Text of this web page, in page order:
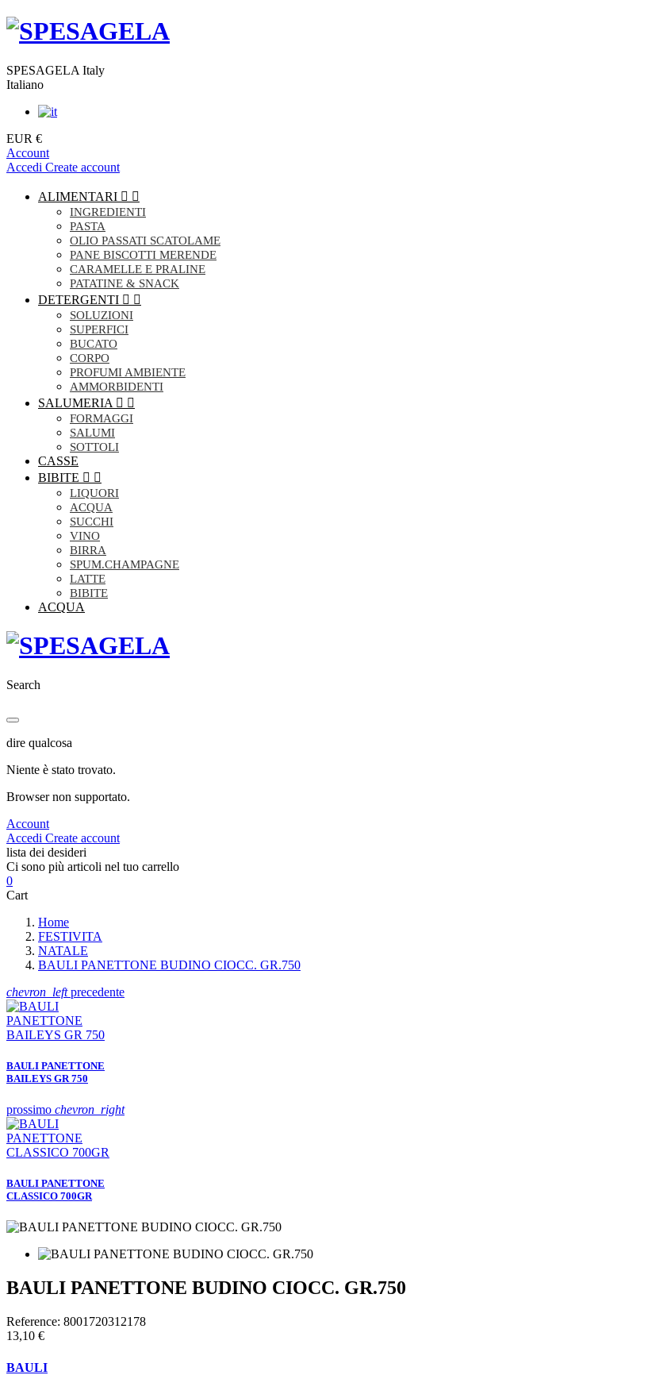
SPESAGELA Italy
Italiano
EUR €
Account
Accedi Create account
ALIMENTARI  
INGREDIENTI
PASTA
OLIO PASSATI SCATOLAME
PANE BISCOTTI MERENDE
CARAMELLE E PRALINE
PATATINE & SNACK
DETERGENTI  
SOLUZIONI
SUPERFICI
BUCATO
CORPO
PROFUMI AMBIENTE
AMMORBIDENTI
SALUMERIA  
FORMAGGI
SALUMI
SOTTOLI
CASSE
BIBITE  
LIQUORI
ACQUA
SUCCHI
VINO
BIRRA
SPUM.CHAMPAGNE
LATTE
BIBITE
ACQUA
Search
dire qualcosa
Niente è stato trovato.
Browser non supportato.
Account
Accedi Create account
lista dei desideri
Ci sono più articoli nel tuo carrello
0
Cart
Home
FESTIVITA
NATALE
BAULI PANETTONE BUDINO CIOCC. GR.750
chevron_leftprecedente
BAULI PANETTONE
BAILEYS GR 750
prossimo chevron_right
BAULI PANETTONE
CLASSICO 700GR
BAULI PANETTONE BUDINO CIOCC. GR.750
Reference: 8001720312178
13,10 €
BAULI